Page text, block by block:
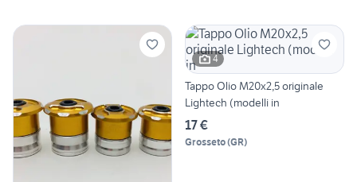
4
Tappo Olio M20x2,5 originale
Lightech (modelli in
17 €
Grosseto(GR)